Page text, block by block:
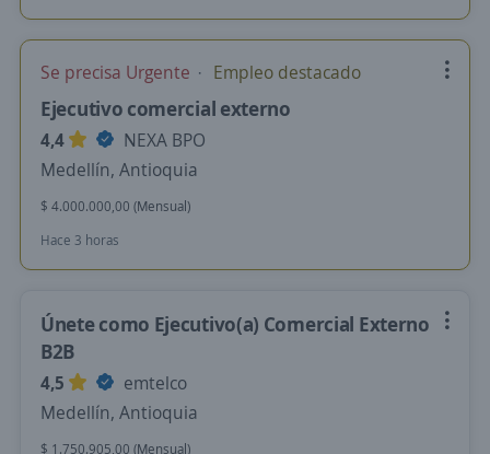
Se precisa Urgente Empleo destacado
Ejecutivo comercial externo
4,4
NEXA BPO
Medellín, Antioquia
$ 4.000.000,00 (Mensual)
Hace 3 horas
Únete como Ejecutivo(a) Comercial Externo
B2B
4,5
emtelco
Medellín, Antioquia
$ 1.750.905,00 (Mensual)